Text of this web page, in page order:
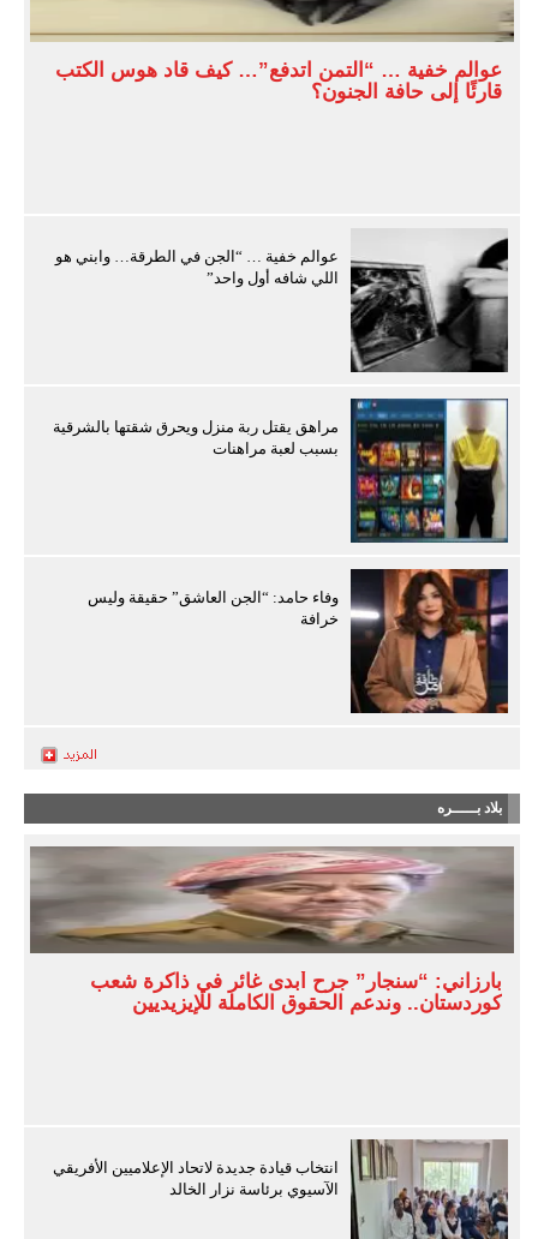
عوالم خفية … “التمن اتدفع”… كيف قاد هوس الكتب
قارئًا إلى حافة الجنون؟
عوالم خفية … “الجن في الطرقة… وابني هو
اللي شافه أول واحد”
مراهق يقتل ربة منزل ويحرق شقتها بالشرقية
بسبب لعبة مراهنات
وفاء حامد: “الجن العاشق” حقيقة وليس
خرافة
بلاد بـــــره
بارزاني: “سنجار” جرح أبدى غائر في ذاكرة شعب
كوردستان.. وندعم الحقوق الكاملة للإيزيديين
انتخاب قيادة جديدة لاتحاد الإعلاميين الأفريقي
الآسيوي برئاسة نزار الخالد